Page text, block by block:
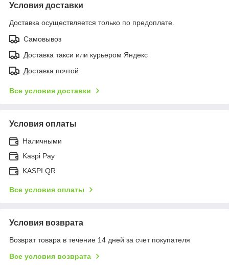
Условия доставки
Доставка осуществляется только по предоплате.
Самовывоз
Доставка такси или курьером Яндекс
Доставка почтой
Все условия доставки
Условия оплаты
Наличными
Kaspi Pay
KASPI QR
Все условия оплаты
Условия возврата
Возврат товара в течение 14 дней за счет покупателя
Все условия возврата